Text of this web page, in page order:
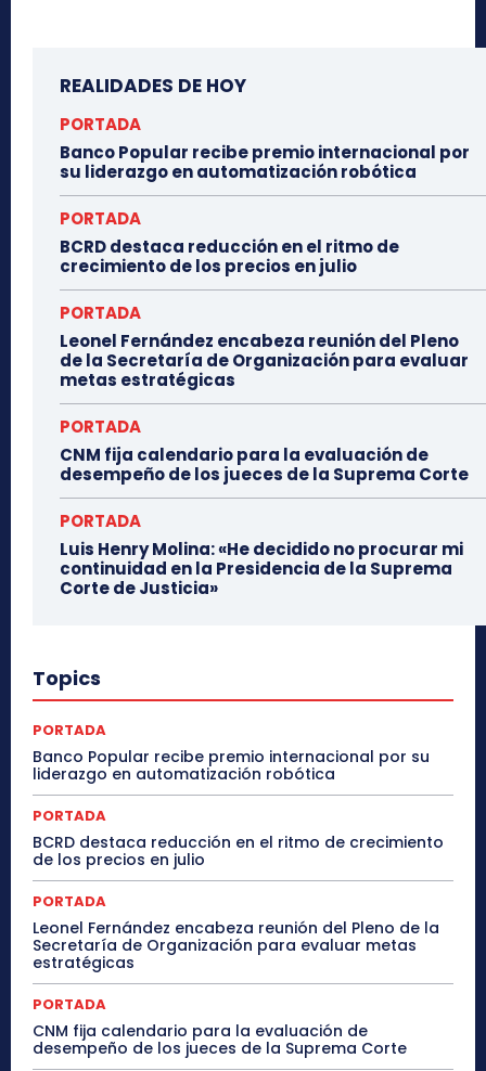
REALIDADES DE HOY
PORTADA
Banco Popular recibe premio internacional por
su liderazgo en automatización robótica
PORTADA
BCRD destaca reducción en el ritmo de
crecimiento de los precios en julio
PORTADA
Leonel Fernández encabeza reunión del Pleno
de la Secretaría de Organización para evaluar
metas estratégicas
PORTADA
CNM fija calendario para la evaluación de
desempeño de los jueces de la Suprema Corte
PORTADA
Luis Henry Molina: «He decidido no procurar mi
continuidad en la Presidencia de la Suprema
Corte de Justicia»
Topics
PORTADA
Banco Popular recibe premio internacional por su
liderazgo en automatización robótica
PORTADA
BCRD destaca reducción en el ritmo de crecimiento
de los precios en julio
PORTADA
Leonel Fernández encabeza reunión del Pleno de la
Secretaría de Organización para evaluar metas
estratégicas
PORTADA
CNM fija calendario para la evaluación de
desempeño de los jueces de la Suprema Corte